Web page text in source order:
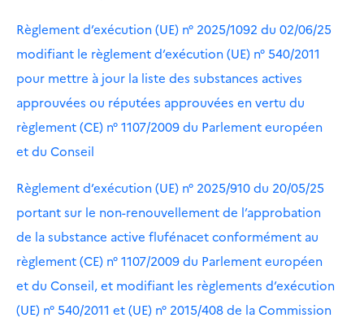
Règlement d’exécution (UE) n° 2025/1092 du 02/06/25
modifiant le règlement d’exécution (UE) n° 540/2011
pour mettre à jour la liste des substances actives
approuvées ou réputées approuvées en vertu du
règlement (CE) n° 1107/2009 du Parlement européen
et du Conseil
Règlement d’exécution (UE) n° 2025/910 du 20/05/25
portant sur le non-renouvellement de l’approbation
de la substance active flufénacet conformément au
règlement (CE) n° 1107/2009 du Parlement européen
et du Conseil, et modifiant les règlements d’exécution
(UE) n° 540/2011 et (UE) n° 2015/408 de la Commission